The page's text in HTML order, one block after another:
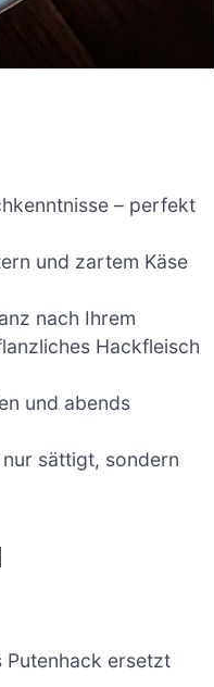
– perfekt
und zartem Käse
nach Ihrem
Hackfleisch
und abends
sättigt, sondern
Putenhack ersetzt